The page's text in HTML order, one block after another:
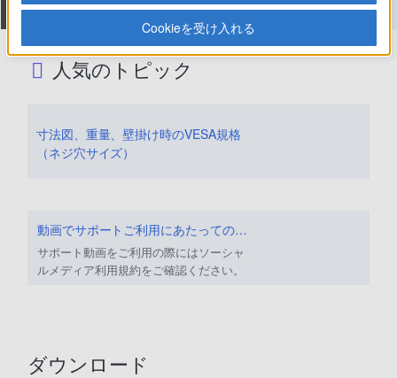
全て ダウンロード 取扱説明書 Q&A
人気のトピック
寸法図、重量、壁掛け時のVESA規格
（ネジ穴サイズ）
動画でサポートご利用にあたってのお願い
サポート動画をご利用の際にはソーシャ
ルメディア利用規約をご確認ください。
ダウンロード
Cookieを受け入れる